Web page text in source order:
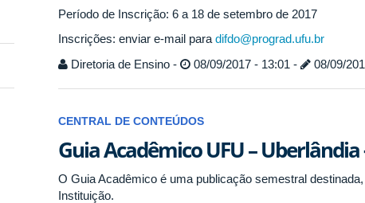
Período de Inscrição: 6 a 18 de setembro de 2017
Inscrições: enviar e-mail para difdo@prograd.ufu.br
Diretoria de Ensino -
08/09/2017 - 13:01 - 08/09/
CENTRAL DE CONTEÚDOS
Guia Acadêmico UFU – Uberlândia
O Guia Acadêmico é uma publicação semestral
Instituição.